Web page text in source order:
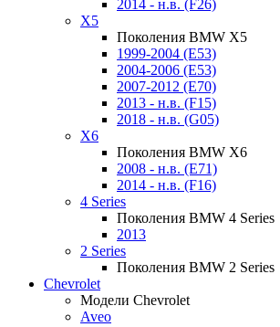
2014 - н.в. (F26)
X5
Поколения BMW X5
1999-2004 (E53)
2004-2006 (E53)
2007-2012 (E70)
2013 - н.в. (F15)
2018 - н.в. (G05)
X6
Поколения BMW X6
2008 - н.в. (E71)
2014 - н.в. (F16)
4 Series
Поколения BMW 4 Series
2013
2 Series
Поколения BMW 2 Series
Chevrolet
Модели Chevrolet
Aveo